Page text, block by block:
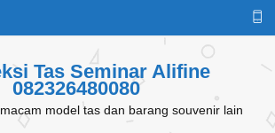
Tas Seminar Alifine
082326480080
model tas dan barang souvenir lain